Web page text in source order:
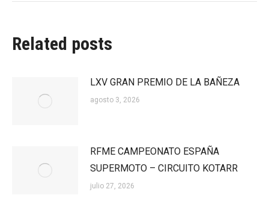
Related posts
LXV GRAN PREMIO DE LA BAÑEZA
agosto 3, 2026
RFME CAMPEONATO ESPAÑA
SUPERMOTO – CIRCUITO KOTARR
julio 27, 2026